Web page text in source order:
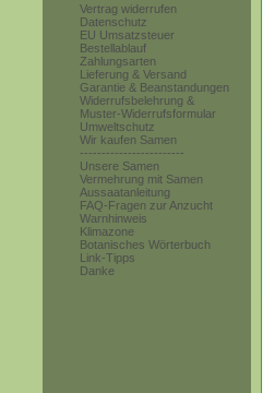
Vertrag widerrufen
Datenschutz
EU Umsatzsteuer
Bestellablauf
Zahlungsarten
Lieferung & Versand
Garantie & Beanstandungen
Widerrufsbelehrung &
Muster-Widerrufsformular
Umweltschutz
Wir kaufen Samen
------------------------
Unsere Samen
Vermehrung mit Samen
Aussaatanleitung
FAQ-Fragen zur Anzucht
Warnhinweis
Klimazone
Botanisches Wörterbuch
Link-Tipps
Danke